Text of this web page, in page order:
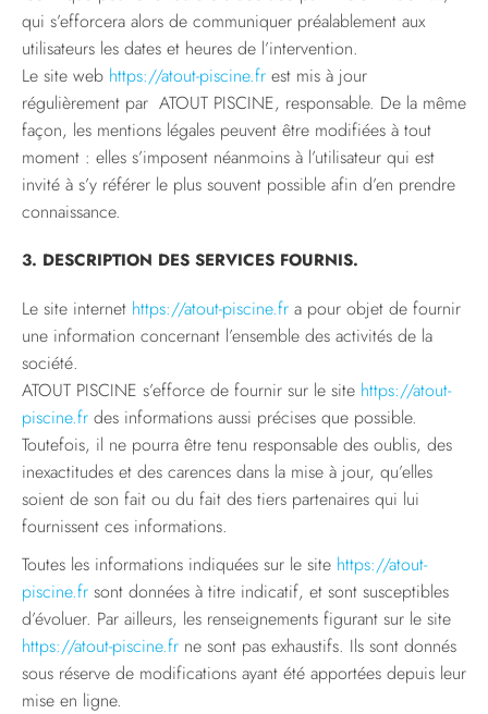
qui s’efforcera alors de communiquer préalablement aux
utilisateurs les dates et heures de l’intervention.
Le site web https://atout-piscine.fr est mis à jour
régulièrement par ATOUT PISCINE, responsable. De la même
façon, les mentions légales peuvent être modifiées à tout
moment : elles s’imposent néanmoins à l’utilisateur qui est
invité à s’y référer le plus souvent possible afin d’en prendre
connaissance.
3. DESCRIPTION DES SERVICES FOURNIS.
Le site internet https://atout-piscine.fr a pour objet de fournir
une information concernant l’ensemble des activités de la
société.
ATOUT PISCINE s’efforce de fournir sur le site https://atout-
piscine.fr des informations aussi précises que possible.
Toutefois, il ne pourra être tenu responsable des oublis, des
inexactitudes et des carences dans la mise à jour, qu’elles
soient de son fait ou du fait des tiers partenaires qui lui
fournissent ces informations.
Toutes les informations indiquées sur le site https://atout-
piscine.fr sont données à titre indicatif, et sont susceptibles
d’évoluer. Par ailleurs, les renseignements figurant sur le site
https://atout-piscine.fr ne sont pas exhaustifs. Ils sont donnés
sous réserve de modifications ayant été apportées depuis leur
mise en ligne.